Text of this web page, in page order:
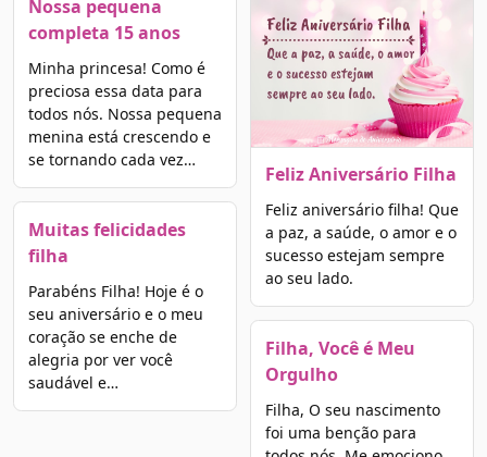
Nossa pequena
completa 15 anos
Minha princesa! Como é
preciosa essa data para
todos nós. Nossa pequena
menina está crescendo e
se tornando cada vez…
Muitas felicidades
filha
Parabéns Filha! Hoje é o
seu aniversário e o meu
coração se enche de
alegria por ver você
saudável e…
Feliz Aniversário Filha
Feliz aniversário filha! Que
a paz, a saúde, o amor e o
sucesso estejam sempre
ao seu lado.
Filha, Você é Meu
Orgulho
Filha, O seu nascimento
foi uma benção para